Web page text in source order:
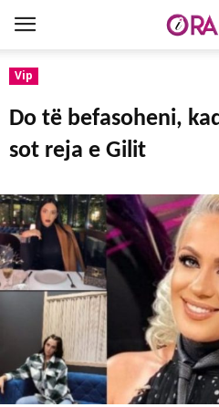
Vip
Do të befasoheni,
sot reja e Gilit